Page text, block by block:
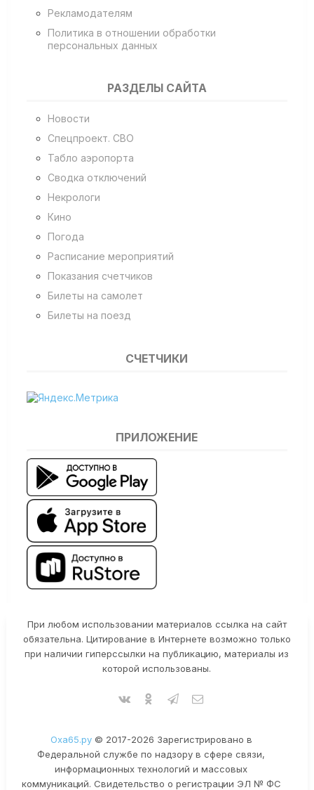
Рекламодателям
Политика в отношении обработки
персональных данных
РАЗДЕЛЫ САЙТА
Новости
Спецпроект. СВО
Табло аэропорта
Сводка отключений
Некрологи
Кино
Погода
Расписание мероприятий
Показания счетчиков
Билеты на самолет
Билеты на поезд
СЧЕТЧИКИ
ПРИЛОЖЕНИЕ
При любом использовании материалов ссылка на сайт
обязательна. Цитирование в Интернете возможно только
при наличии гиперссылки на публикацию, материалы из
которой использованы.
Оха65.ру© 2017-2026 Зарегистрировано в
Федеральной службе по надзору в сфере связи,
информационных технологий и массовых
коммуникаций. Свидетельство о регистрации ЭЛ № ФС